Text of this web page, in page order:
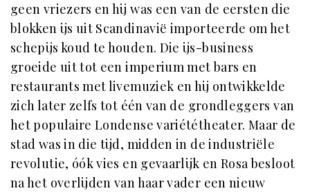
geen vriezers en hij was een van de eersten die
blokken ijs uit Scandinavië importeerde om het
schepijs koud te houden. Die ijs-business
groeide uit tot een imperium met bars en
restaurants met livemuziek en hij ontwikkelde
zich later zelfs tot één van de grondleggers van
het populaire Londense variététheater. Maar de
stad was in die tijd, midden in de industriële
revolutie, óók vies en gevaarlijk en Rosa besloot
na het overlijden van haar vader een nieuw